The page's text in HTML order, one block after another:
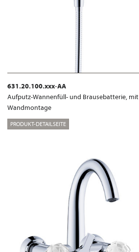
631.20.100.xxx-AA
Aufputz-Wannenfüll- und Brausebatterie,
Wandmontage
PRODUKT-DETAILSEITE